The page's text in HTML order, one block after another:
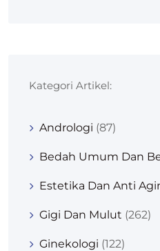
Kategori Artikel:
Andrologi (87)
Bedah Umum Dan
Estetika Dan Anti
Gigi Dan Mulut (262)
Ginekologi (122)